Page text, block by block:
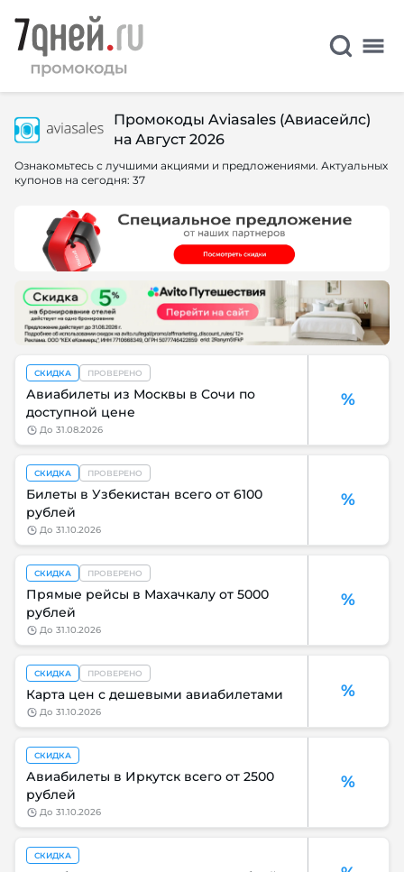
Промокоды Aviasales (Авиасейлс)
на Август 2026
Ознакомьтесь с лучшими акциями и предложениями. Актуальных
купонов на сегодня: 37
%
СКИДКА ПРОВЕРЕНО
Авиабилеты из Москвы в Сочи по
доступной цене
до 31.08.2026
%
СКИДКА ПРОВЕРЕНО
Билеты в Узбекистан всего от 6100
рублей
до 31.10.2026
%
СКИДКА ПРОВЕРЕНО
Прямые рейсы в Махачкалу от 5000
рублей
до 31.10.2026
%
СКИДКА ПРОВЕРЕНО
Карта цен с дешевыми авиабилетами
до 31.10.2026
%
СКИДКА
Авиабилеты в Иркутск всего от 2500
рублей
до 31.10.2026
СКИДКА